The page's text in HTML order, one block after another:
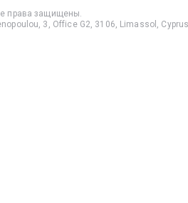
права защищены.
3, Office G2, 3106, Limassol,